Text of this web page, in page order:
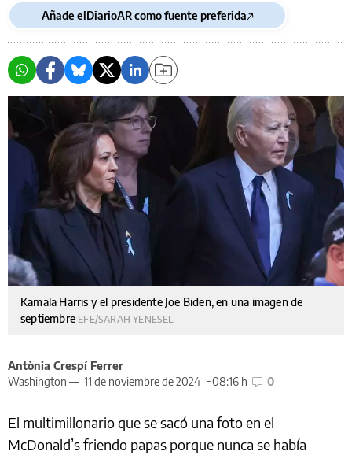
Añade elDiarioAR como fuente preferida
Kamala Harris y el presidente Joe Biden, en una imagen de
septiembre EFE/SARAH YENESEL
Antònia Crespí Ferrer
Washington — 11 de noviembre de 2024 08:16 h 0
El multimillonario que se sacó una foto en el
McDonald’s friendo papas porque nunca se había